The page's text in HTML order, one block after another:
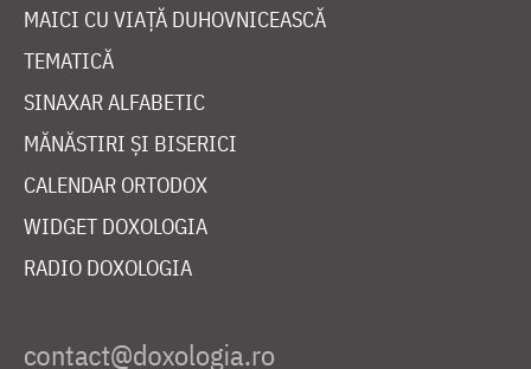
MAICI CU VIAȚĂ DUHOVNICEASCĂ
TEMATICĂ
SINAXAR ALFABETIC
MĂNĂSTIRI ȘI BISERICI
CALENDAR ORTODOX
WIDGET DOXOLOGIA
RADIO DOXOLOGIA